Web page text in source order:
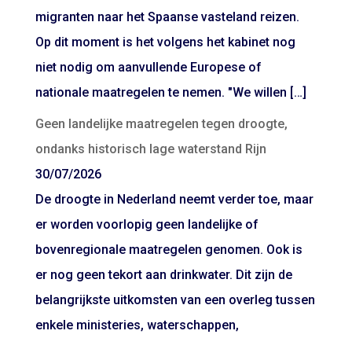
migranten naar het Spaanse vasteland reizen.
Op dit moment is het volgens het kabinet nog
niet nodig om aanvullende Europese of
nationale maatregelen te nemen. "We willen […]
Geen landelijke maatregelen tegen droogte,
ondanks historisch lage waterstand Rijn
30/07/2026
De droogte in Nederland neemt verder toe, maar
er worden voorlopig geen landelijke of
bovenregionale maatregelen genomen. Ook is
er nog geen tekort aan drinkwater. Dit zijn de
belangrijkste uitkomsten van een overleg tussen
enkele ministeries, waterschappen,